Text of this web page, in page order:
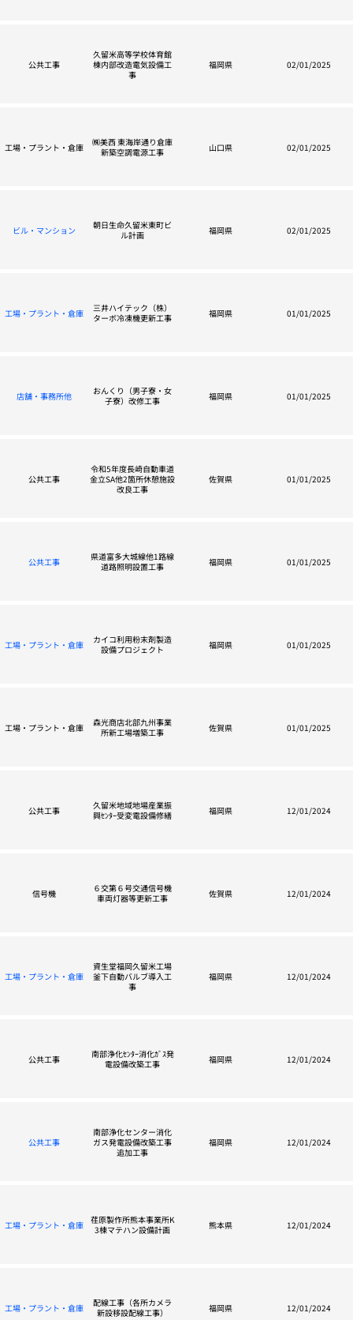
公共工事
久留米高等学校体育館
棟内部改造電気設備工
事
福岡県 02/01/2025
工場・プラント・倉庫
㈱美西 東海岸通り倉庫
新築空調電源工事
山口県 02/01/2025
ビル・マンション
朝日生命久留米東町ビ
ル計画
福岡県 02/01/2025
工場・プラント・倉庫
三井ハイテック（株）
ターボ冷凍機更新工事
福岡県 01/01/2025
店舗・事務所他
おんくり（男子寮・女
子寮）改修工事
福岡県 01/01/2025
公共工事
令和5年度長崎自動車道
金立SA他2箇所休憩施設
改良工事
佐賀県 01/01/2025
公共工事
県道富多大城線他1路線
道路照明設置工事
福岡県 01/01/2025
工場・プラント・倉庫
カイコ利用粉末剤製造
設備プロジェクト
福岡県 01/01/2025
工場・プラント・倉庫
森光商店北部九州事業
所新工場増築工事
佐賀県 01/01/2025
公共工事
久留米地域地場産業振
興ｾﾝﾀｰ受変電設備修繕
福岡県 12/01/2024
信号機
６交第６号交通信号機
車両灯器等更新工事
佐賀県 12/01/2024
工場・プラント・倉庫
資生堂福岡久留米工場
釜下自動バルブ導入工
事
福岡県 12/01/2024
公共工事
南部浄化ｾﾝﾀｰ消化ｶﾞｽ発
電設備改築工事
福岡県 12/01/2024
公共工事
南部浄化センター消化
ガス発電設備改築工事
追加工事
福岡県 12/01/2024
工場・プラント・倉庫 荏原製作所熊本事業所K
3棟マテハン設備計画
熊本県 12/01/2024
工場・プラント・倉庫
配線工事（各所カメラ
新設移設配線工事）
福岡県 12/01/2024